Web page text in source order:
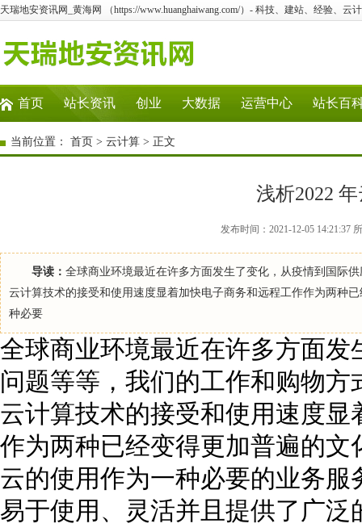
天瑞地安资讯网_黄海网 （https://www.huanghaiwang.com/）- 科技、建站、经验、云
首页 站长资讯 创业 大数据 运营中心 站长百
当前位置： 首页 > 云计算 > 正文
浅析2022
发布时间：2021-12-05 14:21:37
导读： 全球商业环境最近在许多方面发生了变化，从疫情到国际
云计算技术的接受和使用速度显着加快电子商务和远程工作作为两种
种必要
全球商业环境最近在许多方面
问题等等，我们的工作和购物
云计算技术的接受和使用速度
作为两种已经变得更加普遍的
云的使用作为一种必要的业务
易于使用、灵活并且提供了广泛